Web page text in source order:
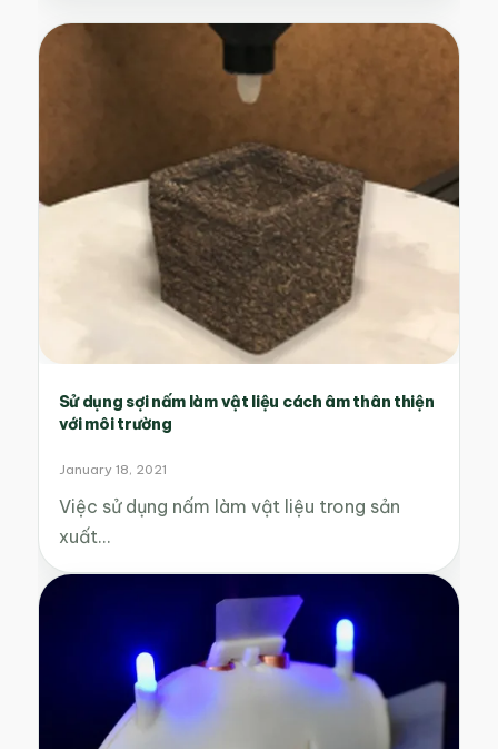
Sử dụng sợi nấm làm vật liệu cách âm thân thiện
với môi trường
January 18, 2021
Việc sử dụng nấm làm vật liệu trong sản
xuất…